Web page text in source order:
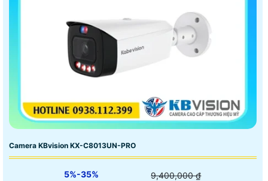
Camera KBvision KX-C8013UN-PRO
5%-35% 9,400,000 ₫